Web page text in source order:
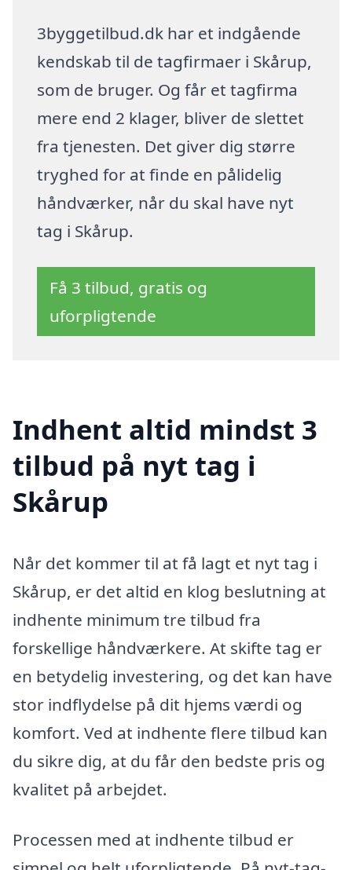
3byggetilbud.dk har et indgående
kendskab til de tagfirmaer i Skårup,
som de bruger. Og får et tagfirma
mere end 2 klager, bliver de slettet
fra tjenesten. Det giver dig større
tryghed for at finde en pålidelig
håndværker, når du skal have nyt
tag i Skårup.
Få 3 tilbud, gratis og
uforpligtende
Indhent altid mindst 3
tilbud på nyt tag i
Skårup
Når det kommer til at få lagt et nyt tag i
Skårup, er det altid en klog beslutning at
indhente minimum tre tilbud fra
forskellige håndværkere. At skifte tag er
en betydelig investering, og det kan have
stor indflydelse på dit hjems værdi og
komfort. Ved at indhente flere tilbud kan
du sikre dig, at du får den bedste pris og
kvalitet på arbejdet.
Processen med at indhente tilbud er